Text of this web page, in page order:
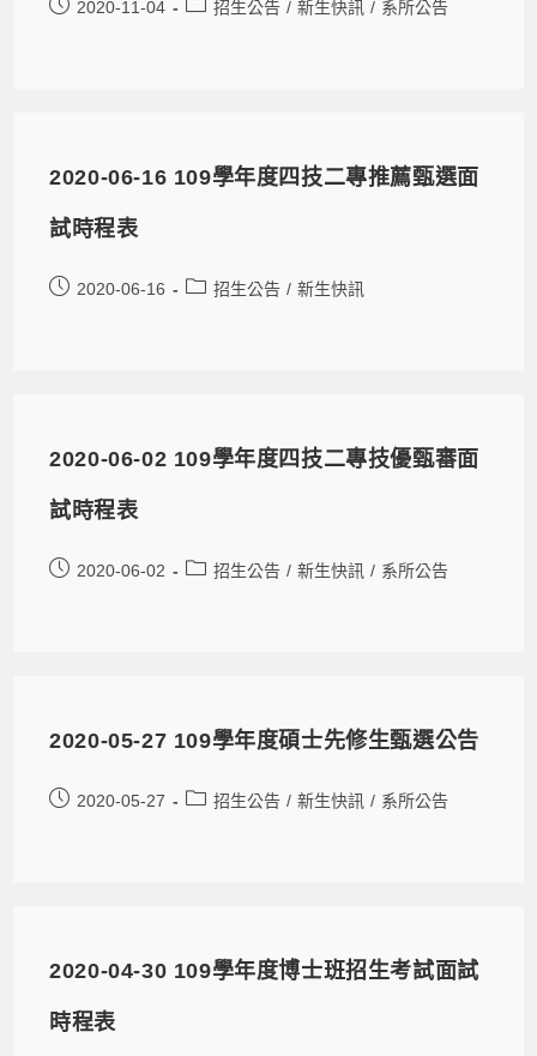
2020-11-04 招生公告 / 新生快訊 / 系所公告
2020-06-16 109學年度四技二專推薦甄選面
試時程表
2020-06-16 招生公告 / 新生快訊
2020-06-02 109學年度四技二專技優甄審面
試時程表
2020-06-02 招生公告 / 新生快訊 / 系所公告
2020-05-27 109學年度碩士先修生甄選公告
2020-05-27 招生公告 / 新生快訊 / 系所公告
2020-04-30 109學年度博士班招生考試面試
時程表